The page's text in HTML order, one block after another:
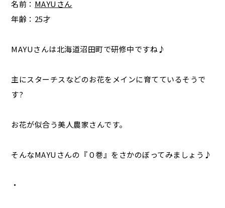
名前： MAYUさん
年齢：25才
MAYUさんは北海道沼田町で研修中ですね♪
主にスターチスなどのお花をメインに育てているそうで
す?
お花が似合う美人農家さんです。
そんなMAYUさんの『０巻』をさかのぼってみましょう♪
・